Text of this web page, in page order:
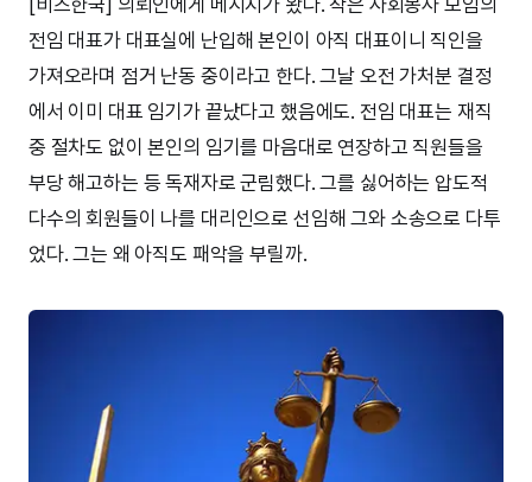
전임 대표가 대표실에 난입해 본인이 아직 대표이니 직인을
가져오라며 점거 난동 중이라고 한다. 그날 오전 가처분 결정
에서 이미 대표 임기가 끝났다고 했음에도. 전임 대표는 재직
중 절차도 없이 본인의 임기를 마음대로 연장하고 직원들을
부당 해고하는 등 독재자로 군림했다. 그를 싫어하는 압도적
다수의 회원들이 나를 대리인으로 선임해 그와 소송으로 다투
었다. 그는 왜 아직도 패악을 부릴까.